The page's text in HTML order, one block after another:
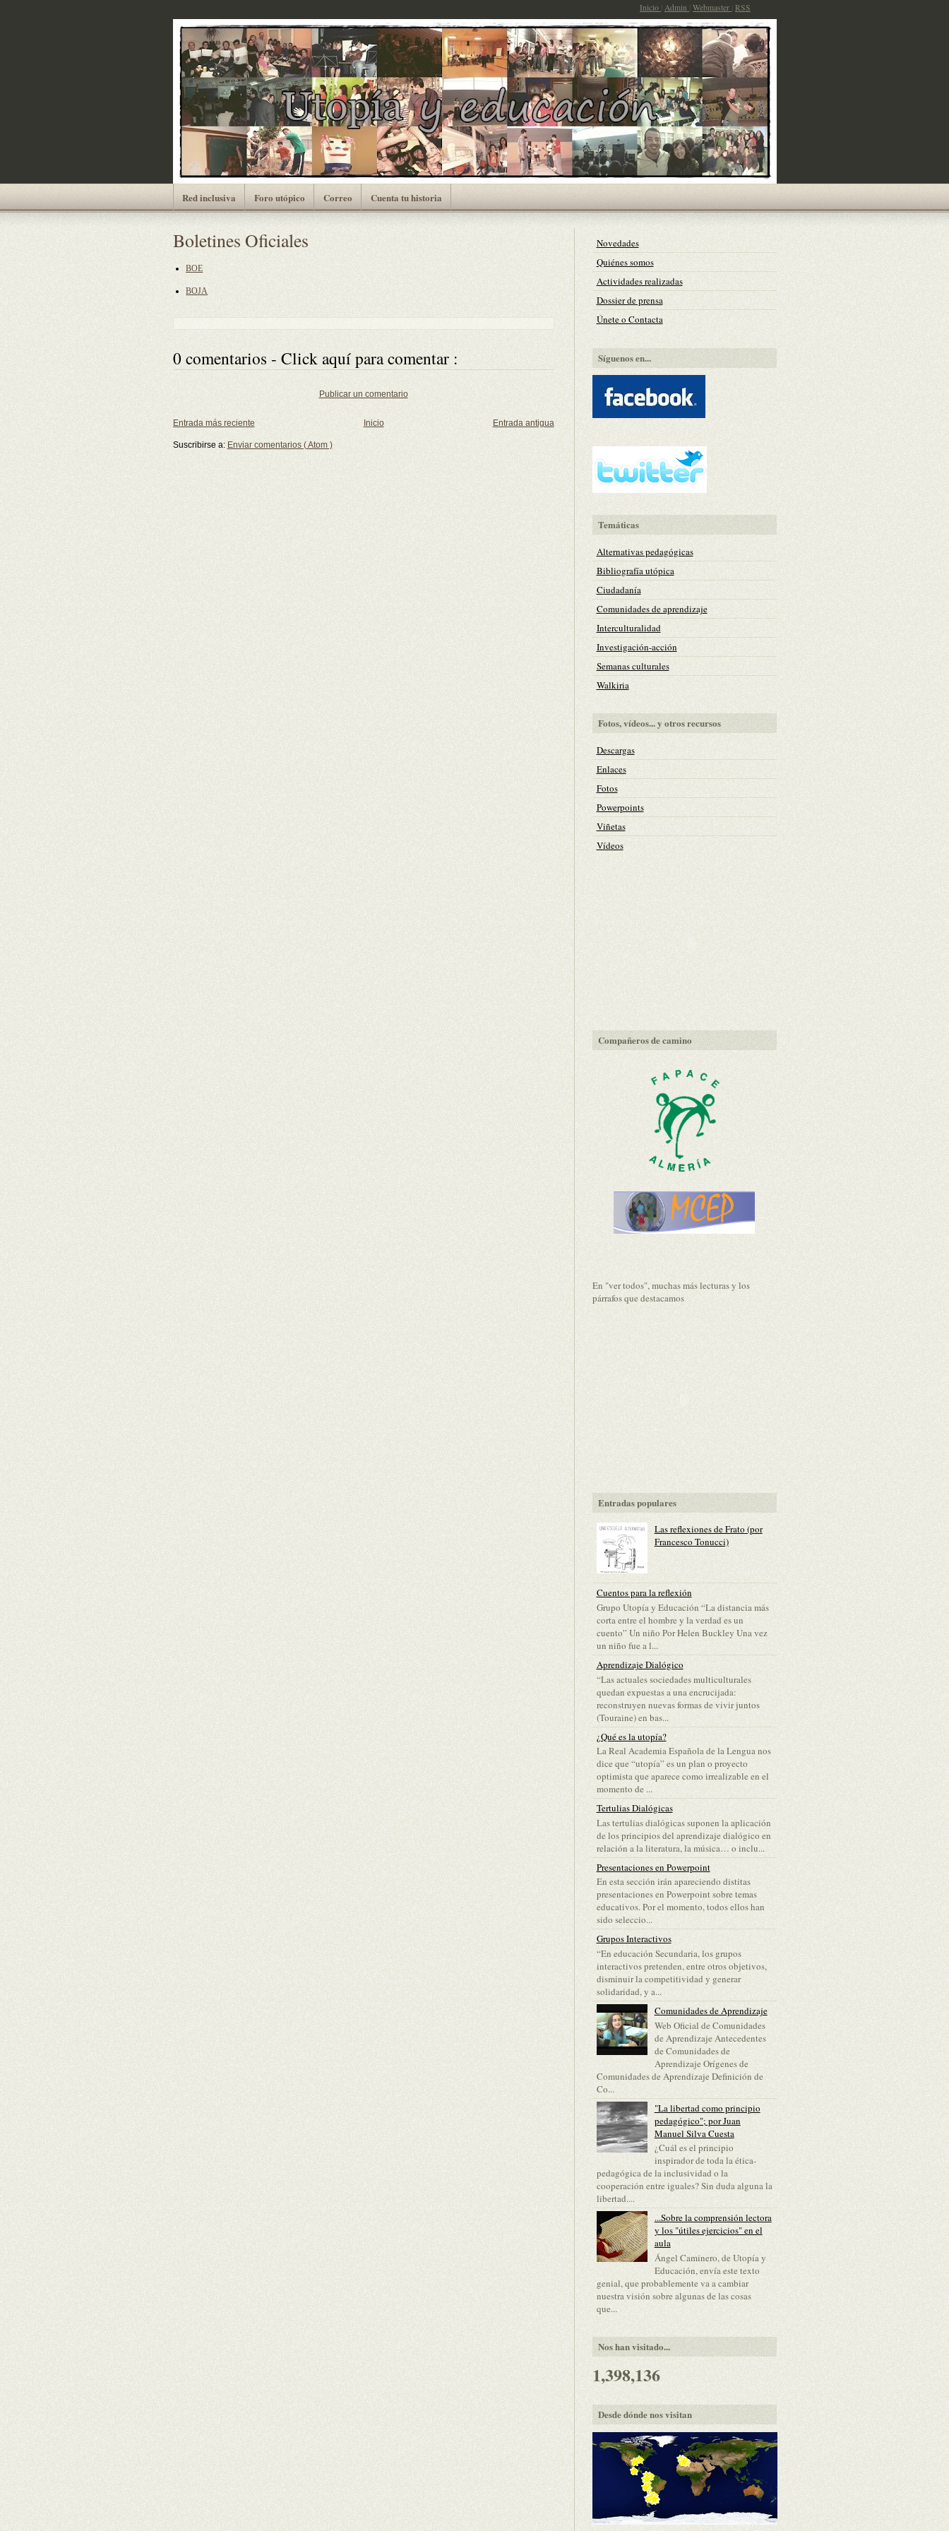
Inicio Admin Webmaster RSS
Red inclusiva Foro utópico Correo Cuenta tu historia
Boletines Oficiales
BOE
BOJA
0 comentarios - Click aquí para comentar :
Publicar un comentario
Entrada más reciente Entrada antigua
Inicio
Suscribirse a: Enviar comentarios ( Atom )
Novedades
Quiénes somos
Actividades realizadas
Dossier de prensa
Únete o Contacta
Síguenos en...
Temáticas
Alternativas pedagógicas
Bibliografía utópica
Ciudadanía
Comunidades de aprendizaje
Interculturalidad
Investigación-acción
Semanas culturales
Walkiria
Fotos, vídeos... y otros recursos
Descargas
Enlaces
Fotos
Powerpoints
Viñetas
Vídeos
Compañeros de camino
En "ver todos", muchas más lecturas y los
párrafos que destacamos
Entradas populares
Las reflexiones de Frato (por
Francesco Tonucci)
Cuentos para la reflexión
Grupo Utopía y Educación “La distancia más
corta entre el hombre y la verdad es un
cuento” Un niño Por Helen Buckley Una vez
un niño fue a l...
Aprendizaje Dialógico
“Las actuales sociedades multiculturales
quedan expuestas a una encrucijada:
reconstruyen nuevas formas de vivir juntos
(Touraine) en bas...
¿Qué es la utopía?
La Real Academia Española de la Lengua nos
dice que “utopía” es un plan o proyecto
optimista que aparece como irrealizable en el
momento de ...
Tertulias Dialógicas
Las tertulias dialógicas suponen la aplicación
de los principios del aprendizaje dialógico en
relación a la literatura, la música… o inclu...
Presentaciones en Powerpoint
En esta sección irán apareciendo distitas
presentaciones en Powerpoint sobre temas
educativos. Por el momento, todos ellos han
sido seleccio...
Grupos Interactivos
“En educación Secundaria, los grupos
interactivos pretenden, entre otros objetivos,
disminuir la competitividad y generar
solidaridad, y a...
Comunidades de Aprendizaje
Web Oficial de Comunidades
de Aprendizaje Antecedentes
de Comunidades de
Aprendizaje Orígenes de
Comunidades de Aprendizaje Definición de
Co...
"La libertad como principio
pedagógico"; por Juan
Manuel Silva Cuesta
¿Cuál es el principio
inspirador de toda la ética-
pedagógica de la inclusividad o la
cooperación entre iguales? Sin duda alguna la
libertad....
...Sobre la comprensión lectora
y los "útiles ejercicios" en el
aula
Ángel Caminero, de Utopía y
Educación, envía este texto
genial, que probablemente va a cambiar
nuestra visión sobre algunas de las cosas
que...
Nos han visitado...
1,398,136
Desde dónde nos visitan